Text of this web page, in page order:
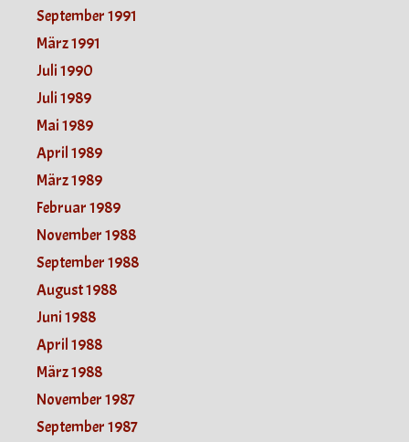
September 1991
März 1991
Juli 1990
Juli 1989
Mai 1989
April 1989
März 1989
Februar 1989
November 1988
September 1988
August 1988
Juni 1988
April 1988
März 1988
November 1987
September 1987